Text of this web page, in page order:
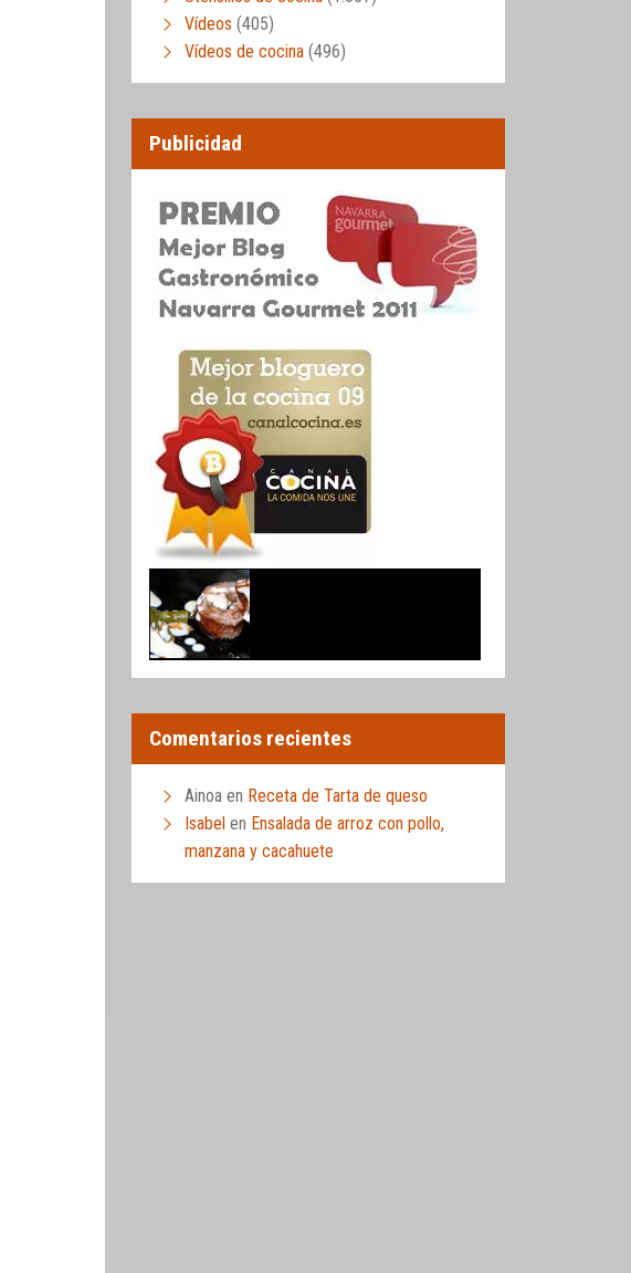
Vídeos (405)
Vídeos de cocina (496)
Publicidad
Comentarios recientes
Ainoa en Receta de Tarta de queso
Isabel en Ensalada de arroz con pollo,
manzana y cacahuete